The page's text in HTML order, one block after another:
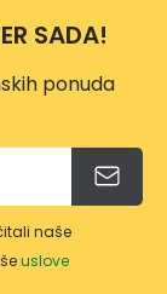
SADA!
ponuda
naše
uslove